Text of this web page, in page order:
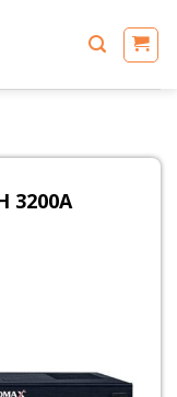
3200A